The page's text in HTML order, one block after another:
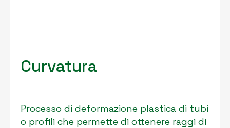
Curvatura
Processo di deformazione plastica di tubi
o profili che permette di ottenere raggi di